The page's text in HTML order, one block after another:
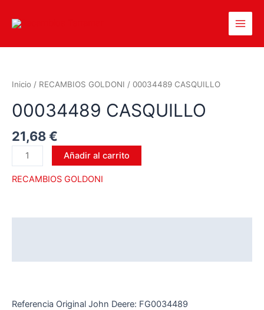
Inicio / RECAMBIOS GOLDONI / 00034489 CASQUILLO
00034489 CASQUILLO
21,68€
Añadir al carrito
RECAMBIOS GOLDONI
Referencia Original John Deere: FG0034489